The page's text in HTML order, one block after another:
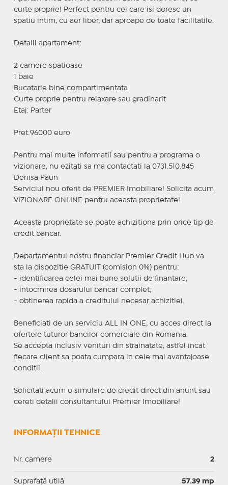
curte proprie! Perfect pentru cei care isi doresc un
spatiu intim, cu aer liber, dar aproape de toate facilitatile.
Detalii apartament:
2 camere spatioase
1 baie
Bucatarie bine compartimentata
Curte proprie pentru relaxare sau gradinarit
Etaj: Parter
Pret:96000 euro
Pentru mai multe informatii sau pentru a programa o
vizionare, nu ezitati sa ma contactati la 0731.510.845
Denisa Paun
Serviciul nou oferit de PREMIER Imobiliare! Solicita acum
VIZIONARE ONLINE pentru aceasta proprietate!
Aceasta proprietate se poate achizitiona prin orice tip de
credit bancar.
Departamentul nostru financiar Premier Credit Hub va
sta la dispozitie GRATUIT (comision 0%) pentru:
- identificarea celei mai bune solutii de finantare;
- intocmirea dosarului bancar complet;
- obtinerea rapida a creditului necesar achizitiei.
Beneficiati de un serviciu ALL IN ONE, cu acces direct la
ofertele tuturor bancilor comerciale din Romania.
Se accepta inclusiv venituri din strainatate, astfel incat
fiecare client sa poata cumpara in cele mai avantajoase
conditii.
Solicitati acum o simulare de credit direct din anunt sau
cereti detalii consultantului Premier Imobiliare!
INFORMAȚII TEHNICE
Nr. camere 2
Suprafaţă utilă 57.39 mp